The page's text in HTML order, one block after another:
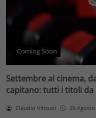
Coming Soon
Settembre al cinema,
capitano: tutti i titoli
Claudio Vittozzi 26 Agosto